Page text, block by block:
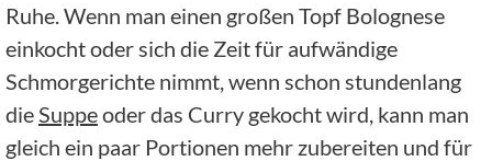
Ruhe. Wenn man einen großen Topf Bolognese
einkocht oder sich die Zeit für aufwändige
Schmorgerichte nimmt, wenn schon stundenlang
die Suppeoder das Curry gekocht wird, kann man
gleich ein paar Portionen mehr zubereiten und für